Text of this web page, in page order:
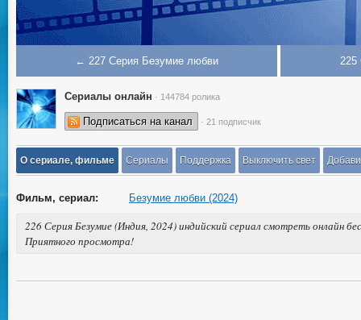
← 227 Серия Безумие любви 225
Сериалы онлайн · 144784 ролика
Подписаться на канал · 21 подписчик
О сериале, фильме Сериалы Поддержка Выключить свет
Фильм, сериал: Безумие любви (2024)
226 Серия Безумие (Индия, 2024) индийский сериал смотреть онлайн
Приятного просмотра!